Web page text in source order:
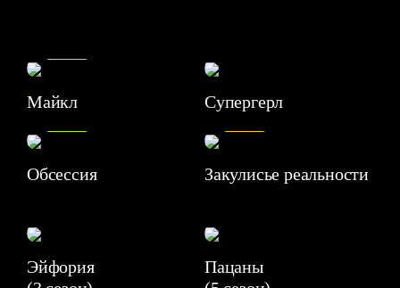
Майкл Супергерл
Обсессия
7.1
Закулисье реальности
Эйфория
Пацаны